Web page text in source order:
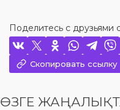
Поделитесь с друзьями
Скопировать ссылку
ӨЗГЕ